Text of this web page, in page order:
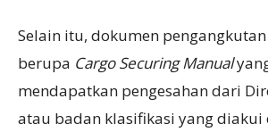
Selain itu, dokumen
berupa Cargo Securing Manual
mendapatkan pengesahan dari
atau badan klasifikasi yang